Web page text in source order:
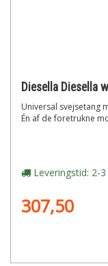
Universal svejsetang
Én af de foretrukne
Leveringstid: 2-
307,50